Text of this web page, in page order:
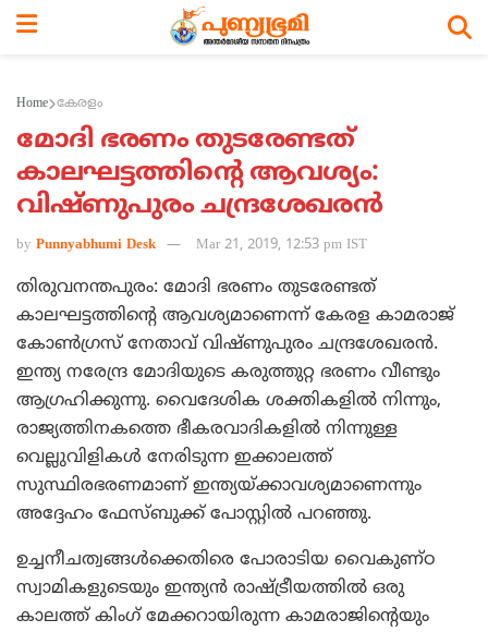
Home കേരളം
മോദി ഭരണം തുടരേണ്ടത്
കാലഘട്ടത്തിന്റെ ആവശ്യം:
വിഷ്ണുപുരം ചന്ദ്രശേഖരന്‍
by Punnyabhumi Desk Mar 21, 2019, 12:53 pm IST
തിരുവനന്തപുരം: മോദി ഭരണം തുടരേണ്ടത്
കാലഘട്ടത്തിന്റെ ആവശ്യമാണെന്ന് കേരള കാമരാജ്
കോണ്‍ഗ്രസ് നേതാവ് വിഷ്ണുപുരം ചന്ദ്രശേഖരന്‍.
ഇന്ത്യ നരേന്ദ്ര മോദിയുടെ കരുത്തുറ്റ ഭരണം വീണ്ടും
ആഗ്രഹിക്കുന്നു. വൈദേശിക ശക്തികളില്‍ നിന്നും,
രാജ്യത്തിനകത്തെ ഭീകരവാദികളില്‍ നിന്നുള്ള
വെല്ലുവിളികള്‍ നേരിടുന്ന ഇക്കാലത്ത്
സുസ്ഥിരഭരണമാണ് ഇന്ത്യയ്ക്കാവശ്യമാണെന്നും
അദ്ദേഹം ഫേസ്ബുക്ക് പോസ്റ്റില്‍ പറഞ്ഞു.
ഉച്ചനീചത്വങ്ങള്‍ക്കെതിരെ പോരാടിയ വൈകുണ്ഠ
സ്വാമികളുടെയും ഇന്ത്യന്‍ രാഷ്ട്രീയത്തില്‍ ഒരു
കാലത്ത് കിംഗ് മേക്കറായിരുന്ന കാമരാജിന്റെയും